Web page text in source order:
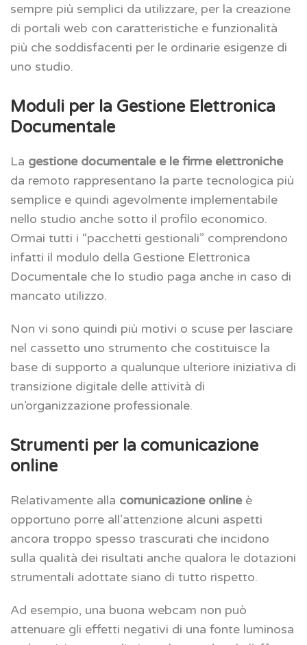
sempre più semplici da utilizzare, per la creazione
di portali web con caratteristiche e funzionalità
più che soddisfacenti per le ordinarie esigenze di
uno studio.
Moduli per la Gestione Elettronica
Documentale
La gestione documentale e le firme elettroniche
da remoto rappresentano la parte tecnologica più
semplice e quindi agevolmente implementabile
nello studio anche sotto il profilo economico.
Ormai tutti i “pacchetti gestionali” comprendono
infatti il modulo della Gestione Elettronica
Documentale che lo studio paga anche in caso di
mancato utilizzo.
Non vi sono quindi più motivi o scuse per lasciare
nel cassetto uno strumento che costituisce la
base di supporto a qualunque ulteriore iniziativa di
transizione digitale delle attività di
un’organizzazione professionale.
Strumenti per la comunicazione
online
Relativamente alla comunicazione onlineè
opportuno porre all’attenzione alcuni aspetti
ancora troppo spesso trascurati che incidono
sulla qualità dei risultati anche qualora le dotazioni
strumentali adottate siano di tutto rispetto.
Ad esempio, una buona webcam non può
attenuare gli effetti negativi di una fonte luminosa